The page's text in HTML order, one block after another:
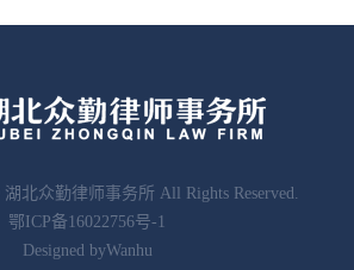
北众勤律师事务所 All Rights Reserved.
鄂ICP备16022756号-1
Designed byWanhu